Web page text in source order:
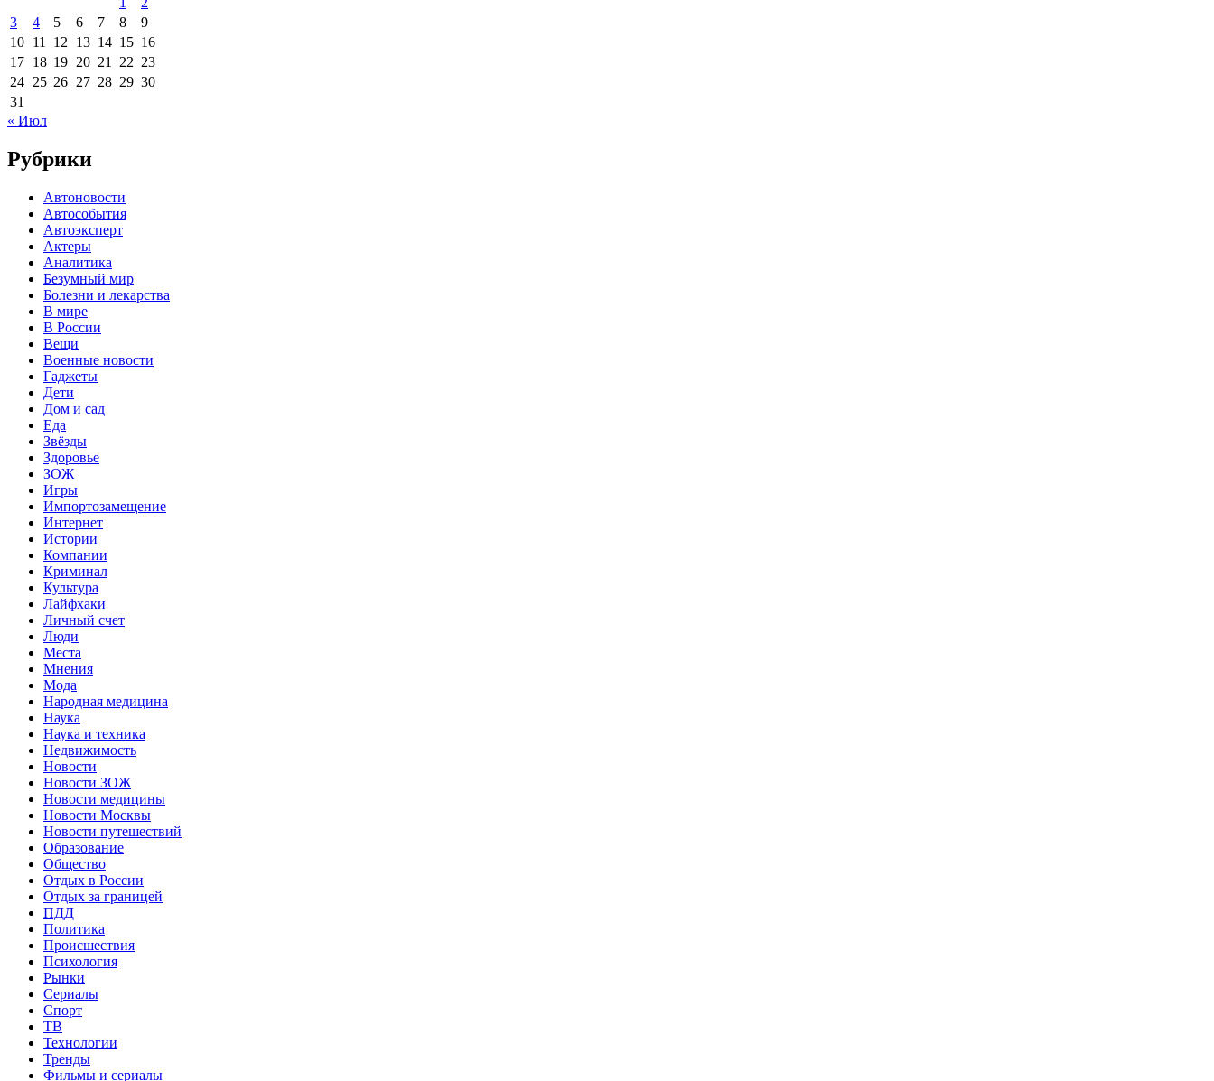
3
4 5 6 7 8
9
10 11 12 13 14 15 16
17 18 19 20 21 22 23
24 25 26 27 28 29 30
31
« Июл
Рубрики
Автоновости
Автособытия
Автоэксперт
Актеры
Аналитика
Безумный мир
Болезни и лекарства
В мире
В России
Вещи
Военные новости
Гаджеты
Дети
Дом и сад
Еда
Звёзды
Здоровье
ЗОЖ
Игры
Импортозамещение
Интернет
Истории
Компании
Криминал
Культура
Лайфхаки
Личный счет
Люди
Места
Мнения
Мода
Народная медицина
Наука
Наука и техника
Недвижимость
Новости
Новости ЗОЖ
Новости медицины
Новости Москвы
Новости путешествий
Образование
Общество
Отдых в России
Отдых за границей
ПДД
Политика
Происшествия
Психология
Рынки
Сериалы
Спорт
ТВ
Технологии
Тренды
Фильмы и сериалы